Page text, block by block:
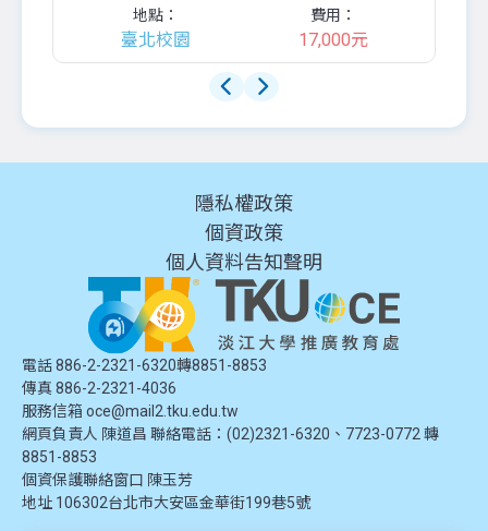
地點：
臺北校園
費用：
17,000元
隱私權政策
個資政策
個人資料告知聲明
電話 886-2-2321-6320轉8851-8853
傳真 886-2-2321-4036
服務信箱 oce@mail2.tku.edu.tw
網頁負責人 陳道昌 聯絡電話：(02)2321-6320、7723-0772 轉
8851-8853
個資保護聯絡窗口 陳玉芳
地址 106302台北市大安區金華街199巷5號